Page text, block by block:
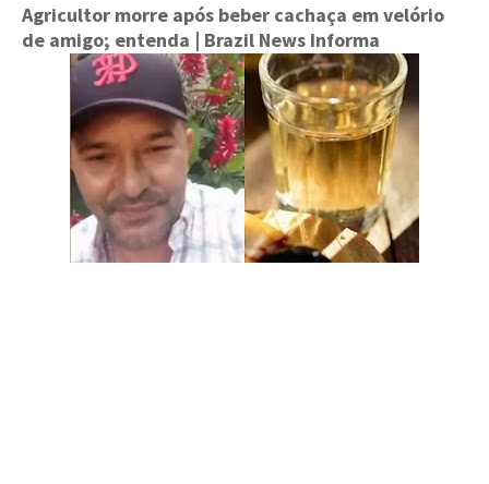
Agricultor morre após beber cachaça em velório
de amigo; entenda | Brazil News Informa